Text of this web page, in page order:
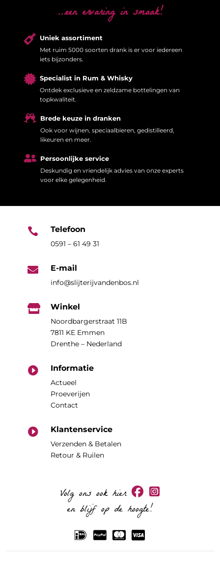
…een ervaring in smaak!
 Uniek assortiment
Met ruim 5000 soorten drank is er voor iedereen
iets bijzonders.
 Specialist in Rum & Whisky
Ontdek exclusieve en zeldzame bottelingen van
topkwaliteit.
 Brede keuze in dranken
Ook voor wijnen, speciaalbieren, gedistilleerd,
likeuren en meer.
 Persoonlijke service
Deskundig en vriendelijk advies van onze experts
voor elke gelegenheid.
 Telefoon
0591 – 61 49 31
 E-mail
info@slijterijvandenbos.nl
 Winkel
Noordbargerstraat 11B
7811 KE Emmen
Drenthe – Nederland
 Informatie
Actueel
Proeverijen
Contact
 Klantenservice
Verzenden & Betalen
Retour & Ruilen
Volg ons ook hier
en blijf op de hoogte!